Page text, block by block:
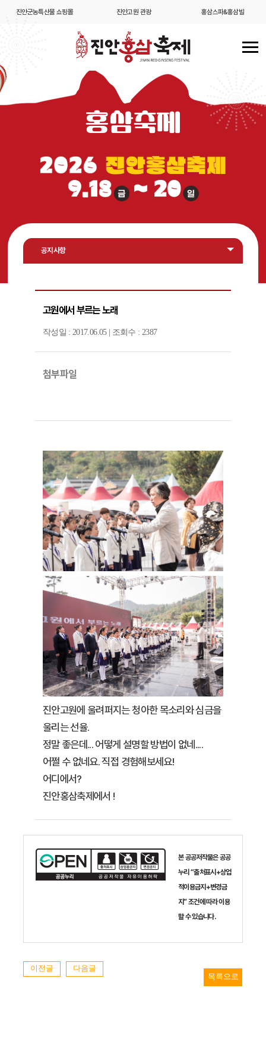
진안군농특산물 쇼핑몰 진안고원 관광 홍삼스파&홍삼빌
홍삼축제
공지사항
고원에서 부르는 노래
작성일 : 2017.06.05 | 조회수 : 2387
첨부파일
진안고원에 울려퍼지는 청아한 목소리와 심금을
울리는 선율.
정말 좋은데... 어떻게 설명할 방법이 없네....
어쩔 수 없네요. 직접 경험해보세요!
어디에서?
진안홍삼축제에서 !
본 공공저작물은 공공
누리 “출처표시+상업
적이용금지+변경금
지” 조건에 따라 이용
할 수 있습니다.
이전글
다음글
목록으로